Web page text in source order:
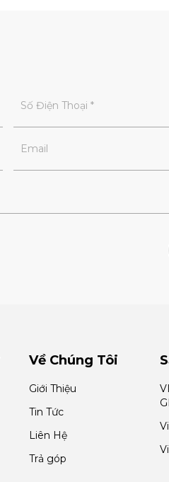
Về Chúng Tôi
Giới Thiệu
Tin Tức
Liên Hệ
Trả góp